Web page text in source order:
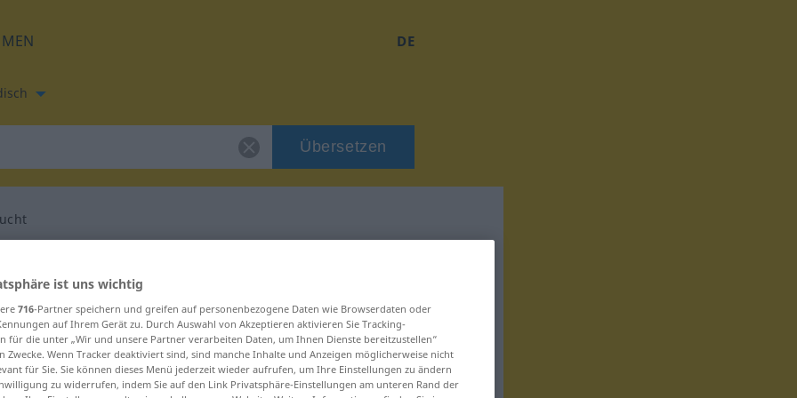
DE
Übersetzen
für "Habsucht"
ist uns wichtig
716-Partner speichern und greifen auf personenbezogene Daten wie Browserdaten oder
auf Ihrem Gerät zu. Durch Auswahl von Akzeptieren aktivieren Sie Tracking-
für die unter „Wir und unsere Partner verarbeiten Daten, um Ihnen Dienste bereitzustellen“
Zwecke. Wenn Tracker deaktiviert sind, sind manche Inhalte und Anzeigen möglicherweise nicht
für Sie. Sie können dieses Menü jederzeit wieder aufrufen, um Ihre Einstellungen zu ändern
zu widerrufen, indem Sie auf den Link Privatsphäre-Einstellungen am unteren Rand der